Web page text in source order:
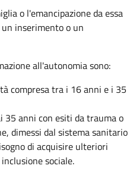
o l'emancipazione da essa
inserimento o un
all'autonomia sono:
compresa tra i 16 anni e i 35
35 anni con esiti da trauma o
dimessi dal sistema sanitario
di acquisire ulteriori
sociale.